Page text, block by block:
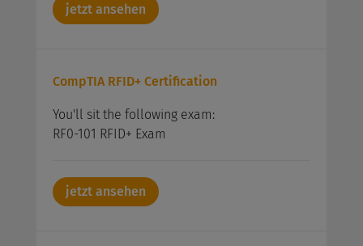
jetzt ansehen
CompTIA RFID+ Certification
You'll sit the following exam:
RF0-101 RFID+ Exam
jetzt ansehen